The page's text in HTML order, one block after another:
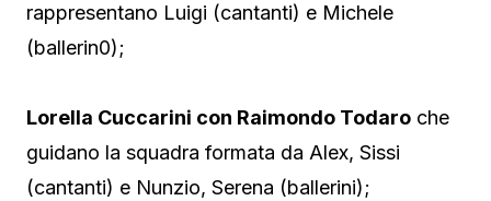
rappresentano Luigi (cantanti) e Michele
(ballerin0);
Lorella Cuccarini con Raimondo Todaro che
guidano la squadra formata da Alex, Sissi
(cantanti) e Nunzio, Serena (ballerini);